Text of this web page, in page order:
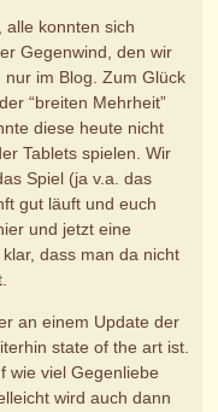
alle konnten sich
Gegenwind, den wir
im Blog. Zum Glück
“breiten Mehrheit”
diese heute nicht
Tablets spielen. Wir
Spiel (ja v.a. das
gut läuft und euch
und jetzt eine
dass man da nicht
an einem Update der
state of the art ist.
wie viel Gegenliebe
wird auch dann